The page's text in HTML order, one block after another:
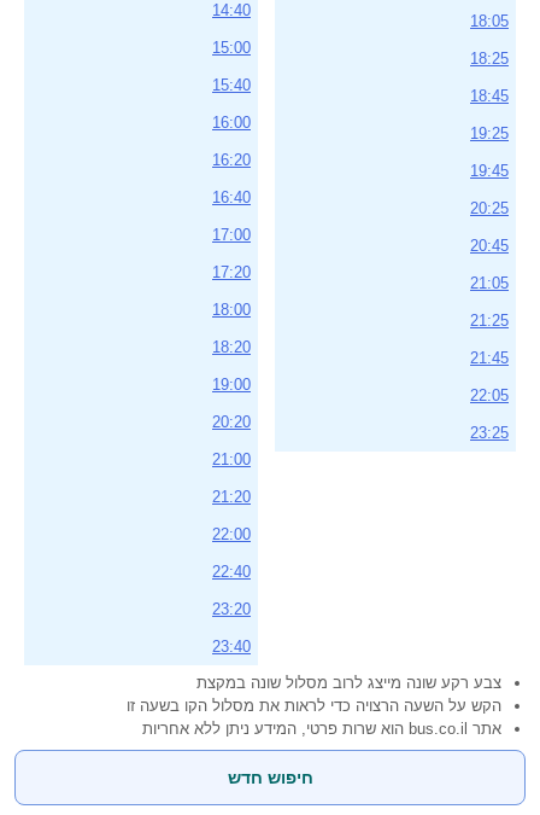
18:05
18:25
18:45
19:25
19:45
20:25
20:45
21:05
21:25
21:45
22:05
23:25
14:40
15:00
15:40
16:00
16:20
16:40
17:00
17:20
18:00
18:20
19:00
20:20
21:00
21:20
22:00
22:40
23:20
23:40
צבע רקע שונה מייצג לרוב מסלול שונה במקצת
הקש על השעה הרצויה כדי לראות את מסלול הקו בשעה זו
אתר bus.co.il הוא שרות פרטי, המידע ניתן ללא אחריות
חיפוש חדש